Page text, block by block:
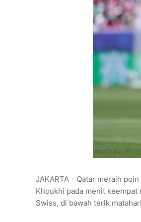
JAKARTA - Qatar meraih
Khoukhi pada menit keempat
Swiss, di bawah terik